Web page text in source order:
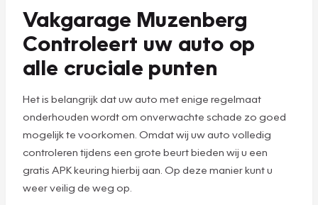
Vakgarage Muzenberg
Controleert uw auto op
alle cruciale punten
Het is belangrijk dat uw auto met enige regelmaat
onderhouden wordt om onverwachte schade zo goed
mogelijk te voorkomen. Omdat wij uw auto volledig
controleren tijdens een grote beurt bieden wij u een
gratis APK keuring hierbij aan. Op deze manier kunt u
weer veilig de weg op.